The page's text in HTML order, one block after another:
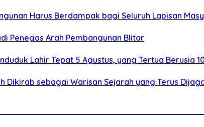
Harus Berdampak bagi Seluruh Lapisan
Penegas Arah Pembangunan Blitar
Lahir Tepat 5 Agustus, yang Tertua Berusia
Dikirab sebagai Warisan Sejarah yang Terus